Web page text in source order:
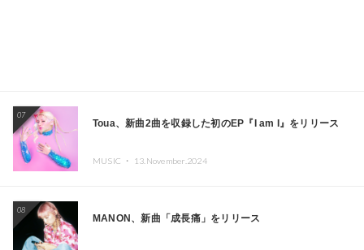
07
Toua、新曲2曲を収録した初のEP『I am I』をリリース
MUSIC ・ 13.November.2024
08
MANON、新曲「成長痛」をリリース